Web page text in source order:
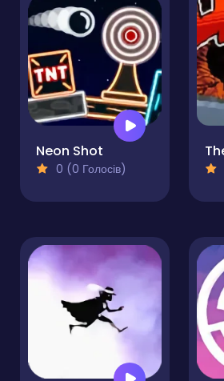
Neon Shot
0 (0 Голосів)